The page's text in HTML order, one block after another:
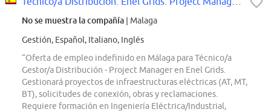
No se muestra la compañía | Malaga
Gestión, Español, Italiano, Inglés
“Oferta de empleo indefinido en Málaga para Técnico/a
Gestor/a Distribución - Project Manager en Enel Grids.
Gestionará proyectos de infraestructuras eléctricas (AT, MT,
BT), solicitudes de conexión, obras y reclamaciones.
Requiere formación en Ingeniería Eléctrica/Industrial,